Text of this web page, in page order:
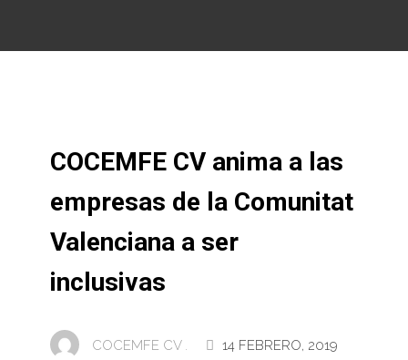
COCEMFE CV anima a las
empresas de la Comunitat
Valenciana a ser
inclusivas
COCEMFE CV .
14 FEBRERO, 2019